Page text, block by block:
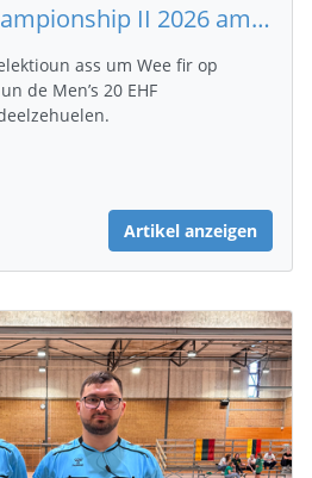
Men's 20 EHF Championship II 2026 am Kosovo 🇽🇰
ass um Wee fir op
de Men’s 20 EHF
Artikel anzeigen